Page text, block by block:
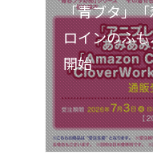
「青ブタ」
ロインのふ
開始